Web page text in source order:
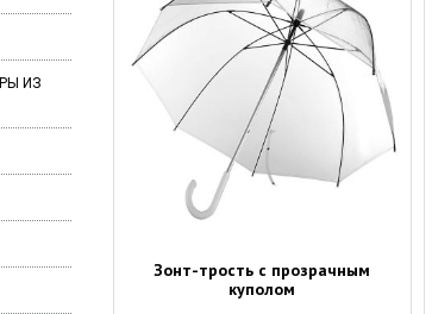
ИЗ
Зонт-трость с прозрачным
куполом